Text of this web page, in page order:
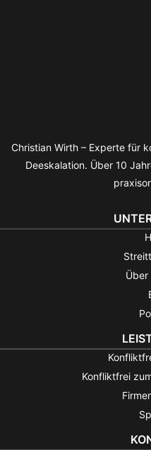
Christian Wirth – Experte für
Deeskalation. Über 10
Über
Konfliktfrei